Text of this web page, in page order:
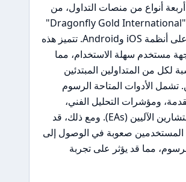
تقدم CSCI أربعة أنواع من منصات التداول، من
بينها منصة "Dragonfly Gold International"
التي تتوفر على أنظمة iOS وAndroid. تتميز هذه
مستخدم سهلة الاستخدام، مما
لكل من المتداولين المبتدئين
تشمل الأدوات المتاحة الرسوم
ومؤشرات التحليل الفني،
ودعم المستشارين الآليين (EAs). ومع ذلك، قد
صعوبة في الوصول إلى
مما قد يؤثر على تجربة